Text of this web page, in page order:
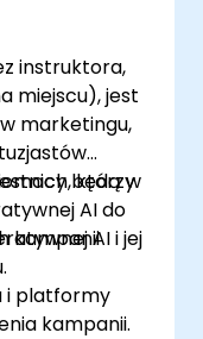
instruktora,
miejscu), jest
marketingu,
którzy
AI do
kampanii
będą w
AI i jej
i platformy
kampanii.